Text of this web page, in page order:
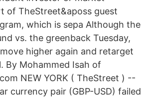
of TheStreet&aposs guest
which is sepa Although the
vs. the greenback Tuesday,
higher again and retarget
By Mohammed Isah of
NEW YORK ( TheStreet ) --
currency pair (GBP-USD) failed